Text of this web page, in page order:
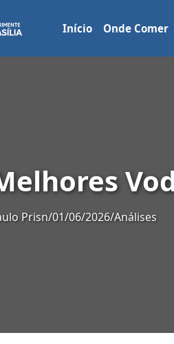
Início Onde Comer
Prisn/01/06/2026/Análises